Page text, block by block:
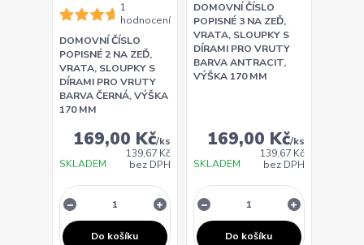
1
hodnocení
DOMOVNÍ ČÍSLO
POPISNÉ 2 NA ZEĎ,
VRATA, SLOUPKY S
DÍRAMI PRO VRUTY
BARVA ČERNÁ, VÝŠKA
170 MM
169,00 Kč/ks
139,67 Kč
bez DPH
SKLADEM
Do košíku
DOMOVNÍ ČÍSLO
POPISNÉ 3 NA ZEĎ,
VRATA, SLOUPKY S
DÍRAMI PRO VRUTY
BARVA ANTRACIT,
VÝŠKA 170 MM
169,00 Kč/ks
139,67 Kč
bez DPH
SKLADEM
Do košíku